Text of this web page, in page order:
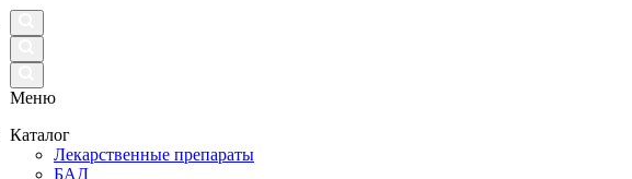
Меню
Каталог
Лекарственные препараты
БАД